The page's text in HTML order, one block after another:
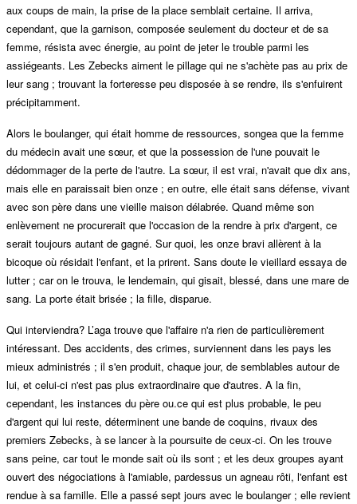
aux coups de main, la prise de la place semblait certaine. Il arriva,
cependant, que la garnison, composée seulement du docteur et de sa
femme, résista avec énergie, au point de jeter le trouble parmi les
assiégeants. Les Zebecks aiment le pillage qui ne s'achète pas au prix de
leur sang ; trouvant la forteresse peu disposée à se rendre, ils s'enfuirent
précipitamment.
Alors le boulanger, qui était homme de ressources, songea que la femme
du médecin avait une sœur, et que la possession de l'une pouvait le
dédommager de la perte de l'autre. La sœur, il est vrai, n'avait que dix ans,
mais elle en paraissait bien onze ; en outre, elle était sans défense, vivant
avec son père dans une vieille maison délabrée. Quand même son
enlèvement ne procurerait que l'occasion de la rendre à prix d'argent, ce
serait toujours autant de gagné. Sur quoi, les onze bravi allèrent à la
bicoque où résidait l'enfant, et la prirent. Sans doute le vieillard essaya de
lutter ; car on le trouva, le lendemain, qui gisait, blessé, dans une mare de
sang. La porte était brisée ; la fille, disparue.
Qui interviendra? L’aga trouve que l'affaire n'a rien de particulièrement
intéressant. Des accidents, des crimes, surviennent dans les pays les
mieux administrés ; il s'en produit, chaque jour, de semblables autour de
lui, et celui-ci n'est pas plus extraordinaire que d'autres. A la fin,
cependant, les instances du père ou.ce qui est plus probable, le peu
d'argent qui lui reste, déterminent une bande de coquins, rivaux des
premiers Zebecks, à se lancer à la poursuite de ceux-ci. On les trouve
sans peine, car tout le monde sait où ils sont ; et les deux groupes ayant
ouvert des négociations à l'amiable, pardessus un agneau rôti, l'enfant est
rendue à sa famille. Elle a passé sept jours avec le boulanger ; elle revient